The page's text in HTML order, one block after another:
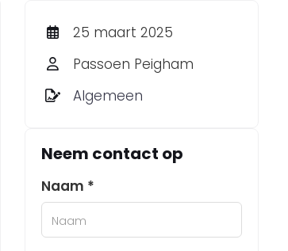
25 maart 2025
Passoen Peigham
Algemeen
Neem contact op
Naam *